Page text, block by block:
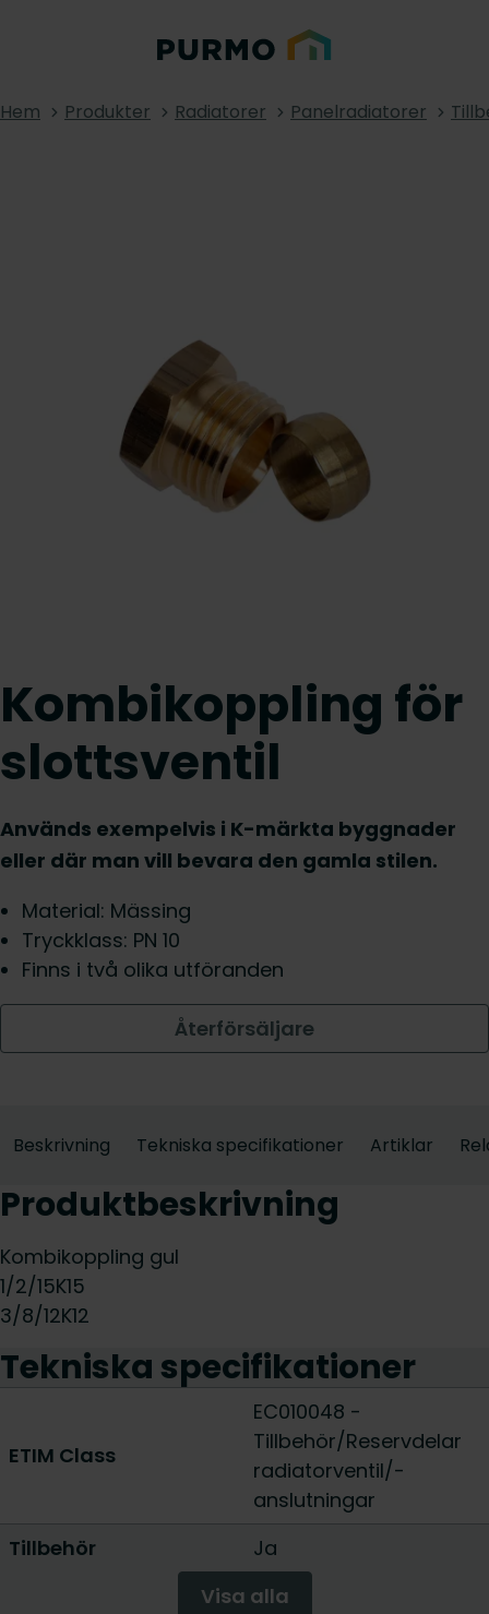
Hem Produkter Radiatorer Panelradiatorer
Kombikoppling för
slottsventil
Används exempelvis i K-märkta byggnader
eller där man vill bevara den gamla stilen.
Material: Mässing
Tryckklass: PN 10
Finns i två olika utföranden
Återförsäljare
Beskrivning Tekniska specifikationer Artiklar
Produktbeskrivning
Kombikoppling gul
1/2/15K15
3/8/12K12
Tekniska specifikationer
ETIM Class
EC010048 -
Tillbehör/Reservdelar
radiatorventil/-
anslutningar
Tillbehör
Ja
Visa alla